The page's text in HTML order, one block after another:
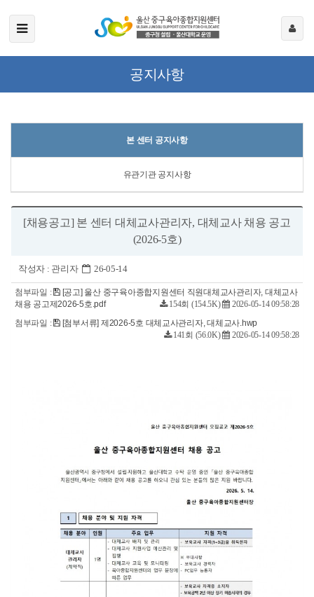
공지사항
본 센터 공지사항
유관기관 공지사항
[채용공고] 본 센터 대체교사관리자, 대체교사 채용 공고
(2026-5호)
작성자 : 관리자 26-05-14
첨부파일 :
[공고] 울산 중구육아종합지원센터 직원대체교사관리자, 대체교사
채용 공고제2026-5호.pdf
154회 (154.5K)
2026-05-14 09:58:28
첨부파일 :
[첨부서류] 제2026-5호 대체교사관리자, 대체교사.hwp
141회 (56.0K)
2026-05-14 09:58:28